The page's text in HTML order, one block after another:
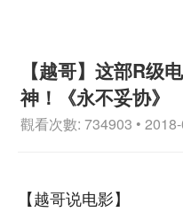
【越哥】这部R级
神！《永不妥协》
觀看次數: 734903 •
【越哥说电影】